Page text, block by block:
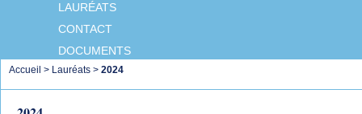
LAURÉATS
CONTACT
DOCUMENTS
Accueil > Lauréats > 2024